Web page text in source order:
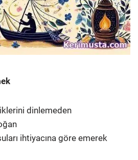
dinlemeden
ihtiyacına göre emerek